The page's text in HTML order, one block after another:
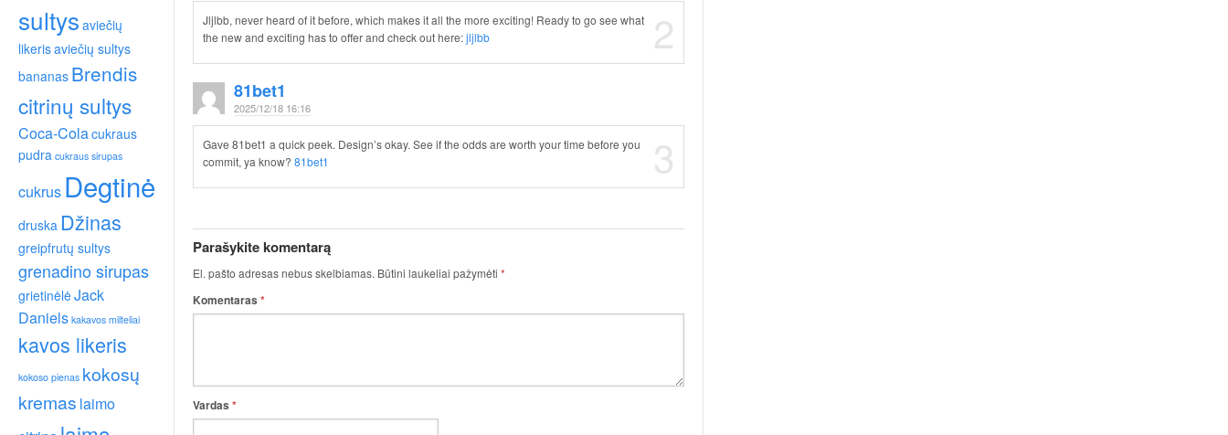
sultys aviečių
likerisaviečių sultys
bananas Brendis
citrinų sultys
Coca-Colacukraus
pudra cukraus sirupas
cukrus Degtinė
druska Džinas
greipfrutų sultys
grenadino sirupas
grietinėlėJack
Daniels kakavos milteliai
kavos likeris
kokoso pienas kokosų
kremas laimo
2
Jljlbb, never heard of it before, which makes it all the more exciting! Ready to go see what
the new and exciting has to offer and check out here:jljlbb
81bet1
2025/12/18 16:16
3
Gave 81bet1 a quick peek. Design’s okay. See if the odds are worth your time before you
commit, ya know? 81bet1
Parašykite komentarą
El. pašto adresas nebus skelbiamas. Būtini laukeliai pažymėti *
Komentaras *
Vardas *